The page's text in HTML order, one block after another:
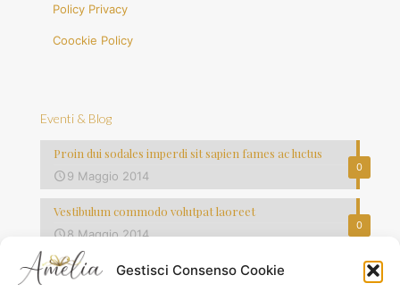
Gestisci Consenso Cookie
Policy Privacy
Coockie Policy
Eventi & Blog
0
Proin dui sodales imperdi sit sapien fames ac luctus
9 Maggio 2014
0
Vestibulum commodo volutpat laoreet
8 Maggio 2014
Quisque lorem tortor fringilla sed vesti bulum justo vel